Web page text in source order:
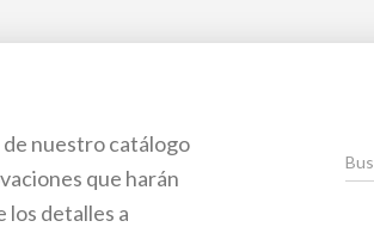
de nuestro catálogo
que harán
los detalles a
B
u